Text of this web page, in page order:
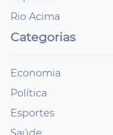
Rio Acima
Categorias
Economia
Política
Esportes